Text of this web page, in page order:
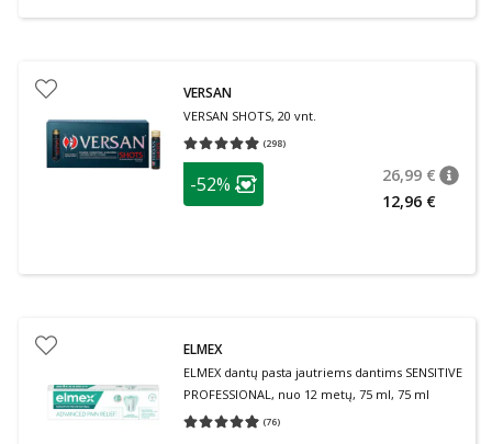
VERSAN
VERSAN SHOTS, 20 vnt.
(298)
Vidutinis įvertinimas 4.93
patarimas
Lojalumo klubo narių nuolaida
-52% 26,99 €
12,96 €
ELMEX
ELMEX dantų pasta jautriems dantims SENSITIVE
PROFESSIONAL, nuo 12 metų, 75 ml, 75 ml
(76)
Vidutinis įvertinimas 4.95